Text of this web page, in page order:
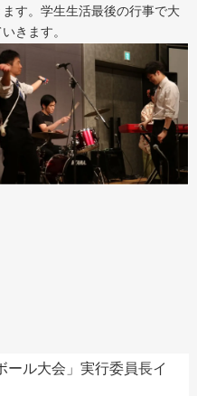
す。学生生活最後の行事で大
きます。
ール大会」実行委員長イ